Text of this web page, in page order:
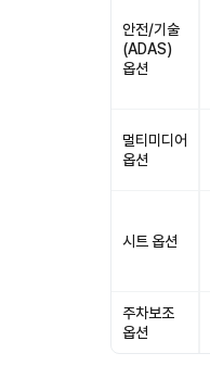
안전/기술
(ADAS)
옵션
멀티미디어
옵션
시트 옵션
주차보조
옵션